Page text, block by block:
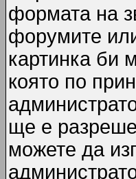
формата на
форумите
картинка би
която по
ще е
можете да